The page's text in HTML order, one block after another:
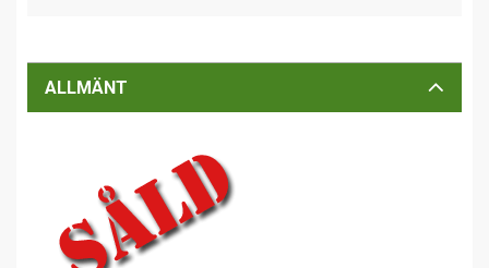
ALLMÄNT